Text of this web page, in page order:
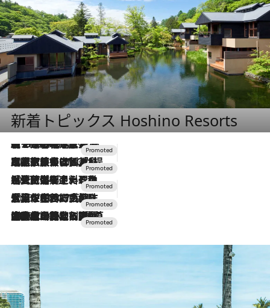
新着トピックス Hoshino Resorts
2026.8.7
【トンボの足水浴】ヒノキの香りに包まれて涼感マックス！約13℃の湧水かけ流しを避暑地「星野温泉 トンボの湯」で体験
2026.7.31
【ホテル帰省】という選択肢をOMOが提案。家族とほどよい距離を保つには「昼は実家、夜は気兼ねなくホテルで！」
2026.7.24
【夏限定ディナーコース】旬を迎える稚鮎や花ズッキーニなどをイタリア・トスカーナの郷土料理の手法で満喫！
2026.7.17
「土佐和ハーブかき氷」がOMO7高知に登場！生姜、山椒、大葉など目にも舌にも涼を呼ぶ郷土の味
2026.7.10
NEW OPEN！【界 草津】名湯の地に誕生。趣の異なる2種の温泉と上州ならではの会席・蕎麦割烹など美食を味わう究極の癒やし旅